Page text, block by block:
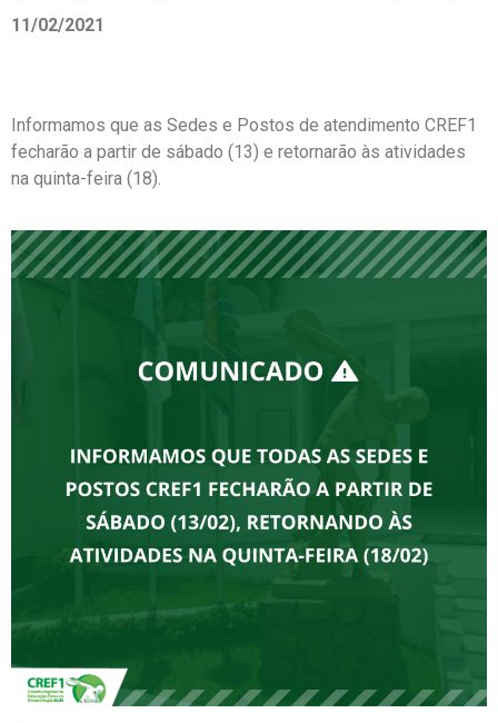
11/02/2021
Informamos que as Sedes e Postos de atendimento CREF1
fecharão a partir de sábado (13) e retornarão às atividades
na quinta-feira (18).